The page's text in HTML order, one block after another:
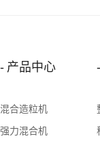
产品中心
混合造粒机
强力混合机